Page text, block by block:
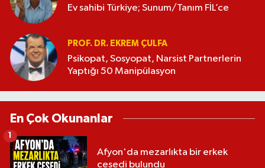
Ev sahibi Türkiye; Sunum/Tanım FİL’ce
PROF. DR. EKREM ÇULFA
Psikopat, Sosyopat, Narsist Partnerlerin
Yaptığı 50 Manipülasyon
En Çok Okunanlar
Afyon'da mezarlıkta bir erkek
cesedi bulundu
1